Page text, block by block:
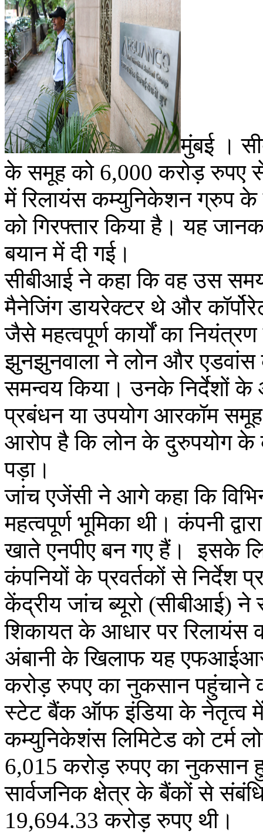
मुंबई ।
के समूह को 6,000 करोड़ रुपए
में रिलायंस कम्युनिकेशन ग्रुप के
को गिरफ्तार किया है। यह
बयान में दी गई।
सीबीआई ने कहा कि वह उस
मैनेजिंग डायरेक्टर थे और
जैसे महत्वपूर्ण कार्यों का
झुनझुनवाला ने लोन और एडवांस
समन्वय किया। उनके निर्देशों के
प्रबंधन या उपयोग आरकॉम समूह
आरोप है कि लोन के दुरुपयोग के
पड़ा।
जांच एजेंसी ने आगे कहा कि
महत्वपूर्ण भूमिका थी। कंपनी
खाते एनपीए बन गए हैं। इसके
कंपनियों के प्रवर्तकों से निर्देश
केंद्रीय जांच ब्यूरो (सीबीआई)
शिकायत के आधार पर
अंबानी के खिलाफ यह
करोड़ रुपए का नुकसान पहुंचाने
स्टेट बैंक ऑफ इंडिया के नेतृत्व में
कम्युनिकेशंस लिमिटेड को टर्म
6,015 करोड़ रुपए का
सार्वजनिक क्षेत्र के बैंकों से
19,694.33 करोड़ रुपए थी।